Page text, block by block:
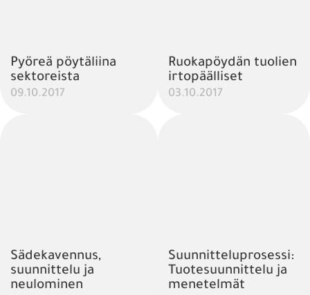
Pyöreä pöytäliina
sektoreista
09.10.2017
Ruokapöydän tuolien
irtopäälliset
03.10.2017
Sädekavennus,
suunnittelu ja
neulominen
Suunnitteluprosessi:
Tuotesuunnittelu ja
menetelmät